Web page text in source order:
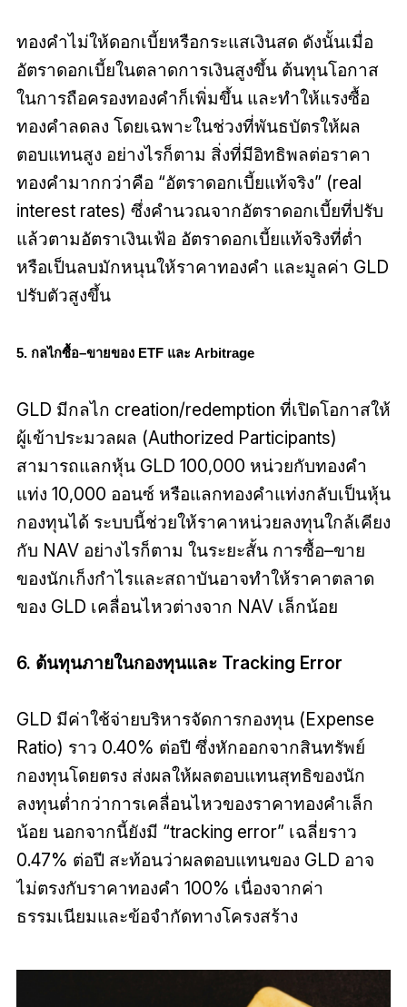
ทองคำไม่ให้ดอกเบี้ยหรือกระแสเงินสด ดังนั้นเมื่อ
อัตราดอกเบี้ยในตลาดการเงินสูงขึ้น ต้นทุนโอกาส
ในการถือครองทองคำก็เพิ่มขึ้น และทำให้แรงซื้อ
ทองคำลดลง โดยเฉพาะในช่วงที่พันธบัตรให้ผล
ตอบแทนสูง อย่างไรก็ตาม สิ่งที่มีอิทธิพลต่อราคา
ทองคำมากกว่าคือ “อัตราดอกเบี้ยแท้จริง” (real
interest rates) ซึ่งคำนวณจากอัตราดอกเบี้ยที่ปรับ
แล้วตามอัตราเงินเฟ้อ อัตราดอกเบี้ยแท้จริงที่ต่ำ
หรือเป็นลบมักหนุนให้ราคาทองคำ และมูลค่า GLD
ปรับตัวสูงขึ้น
5. กลไกซื้อ–ขายของ ETF และ Arbitrage
GLD มีกลไก creation/redemption ที่เปิดโอกาสให้
ผู้เข้าประมวลผล (Authorized Participants)
สามารถแลกหุ้น GLD 100,000 หน่วยกับทองคำ
แท่ง 10,000 ออนซ์ หรือแลกทองคำแท่งกลับเป็นหุ้น
กองทุนได้ ระบบนี้ช่วยให้ราคาหน่วยลงทุนใกล้เคียง
กับ NAV อย่างไรก็ตาม ในระยะสั้น การซื้อ–ขาย
ของนักเก็งกำไรและสถาบันอาจทำให้ราคาตลาด
ของ GLD เคลื่อนไหวต่างจาก NAV เล็กน้อย
6. ต้นทุนภายในกองทุนและ Tracking Error
GLD มีค่าใช้จ่ายบริหารจัดการกองทุน (Expense
Ratio) ราว 0.40% ต่อปี ซึ่งหักออกจากสินทรัพย์
กองทุนโดยตรง ส่งผลให้ผลตอบแทนสุทธิของนัก
ลงทุนต่ำกว่าการเคลื่อนไหวของราคาทองคำเล็ก
น้อย นอกจากนี้ยังมี “tracking error” เฉลี่ยราว
0.47% ต่อปี สะท้อนว่าผลตอบแทนของ GLD อาจ
ไม่ตรงกับราคาทองคำ 100% เนื่องจากค่า
ธรรมเนียมและข้อจำกัดทางโครงสร้าง